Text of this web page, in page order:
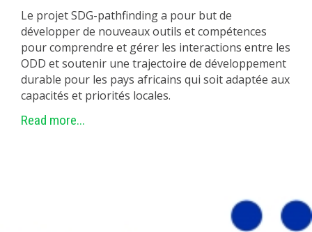
Le projet SDG-pathfinding a pour but de
développer de nouveaux outils et compétences
pour comprendre et gérer les interactions entre les
ODD et soutenir une trajectoire de développement
durable pour les pays africains qui soit adaptée aux
capacités et priorités locales.
Read more...